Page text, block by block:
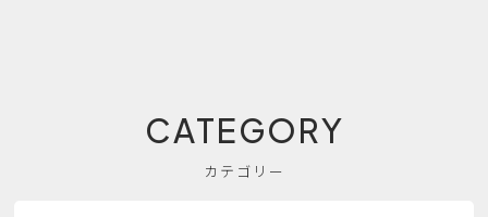
CATEGORY
カテゴリー